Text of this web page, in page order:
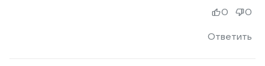
Ответить
0 0